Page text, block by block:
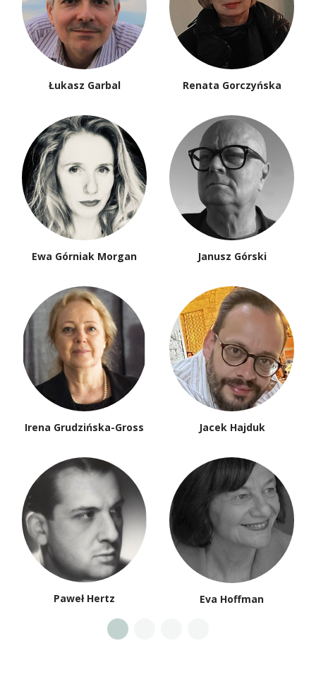
Łukasz Garbal Renata Gorczyńska
Ewa Górniak Morgan Janusz Górski
Irena Grudzińska-Gross Jacek Hajduk
Paweł Hertz Eva Hoffman